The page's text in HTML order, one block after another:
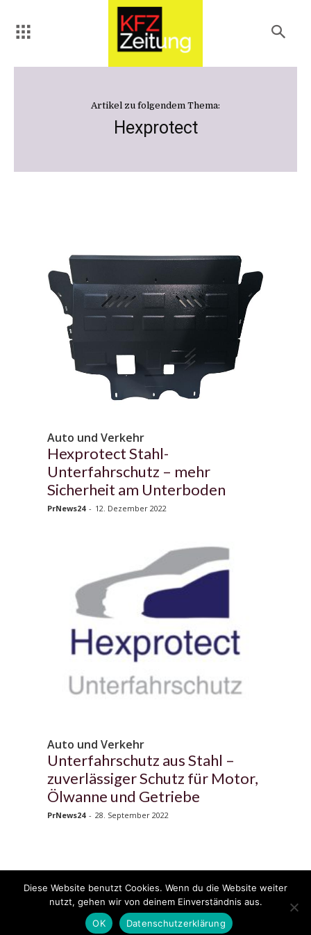
Artikel zu folgendem Thema:
Hexprotect
Auto und Verkehr
Hexprotect Stahl-
Unterfahrschutz – mehr
Sicherheit am Unterboden
PrNews24 - 12. Dezember 2022
Auto und Verkehr
Unterfahrschutz aus Stahl –
zuverlässiger Schutz für Motor,
Ölwanne und Getriebe
PrNews24 - 28. September 2022
© 2020 - 2025 Copyright - KFZzeitung.com
Datenschutzerklärung FAQ Kontakt Impressum
Pressemitteilung veröffentlichen
Diese Website benutzt Cookies. Wenn du die Website weiter
nutzt, gehen wir von deinem Einverständnis aus.
OK
Datenschutzerklärung